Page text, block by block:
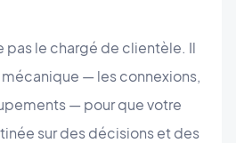
pas le chargé de clientèle. Il
— les connexions,
— pour que votre
sur des décisions et des